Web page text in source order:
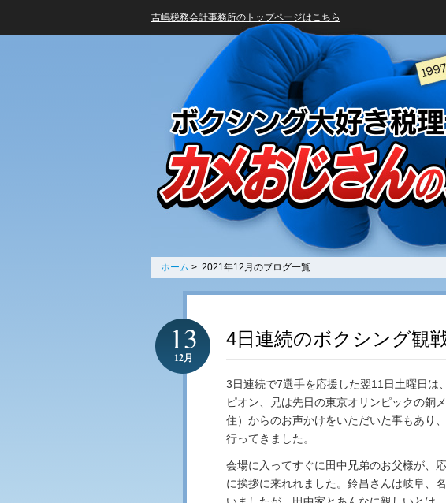
吉嶋税務会計事務所のトップページはこちら
ホーム > 2021年12月のブログ一覧
4日連続のボクシング観
13
12月
3日連続で7選手を応援した翌11日土曜日は
ピオン、兄は先日の東京オリンピックの銅
住）からのお声かけをいただいた事もあり
行ってきました。
会場に入ってすぐに田中兄弟のお父様が、
に挨拶に来れれました。鈴昌さんは岐阜、